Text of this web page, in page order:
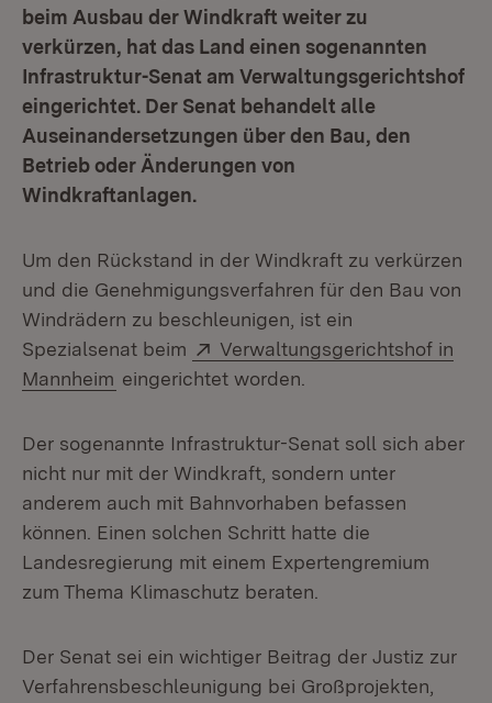
beim Ausbau der Windkraft weiter zu
verkürzen, hat das Land einen sogenannten
Infrastruktur-Senat am Verwaltungsgerichtshof
eingerichtet. Der Senat behandelt alle
Auseinandersetzungen über den Bau, den
Betrieb oder Änderungen von
Windkraftanlagen.
Um den Rückstand in der Windkraft zu verkürzen
und die Genehmigungsverfahren für den Bau von
Windrädern zu beschleunigen, ist ein
Spezialsenat beim
Extern:
Verwaltungsgerichtshof in
Mannheim (Öffnet in neuem Fenster)
eingerichtet worden.
Der sogenannte Infrastruktur-Senat soll sich aber
nicht nur mit der Windkraft, sondern unter
anderem auch mit Bahnvorhaben befassen
können. Einen solchen Schritt hatte die
Landesregierung mit einem Expertengremium
zum Thema Klimaschutz beraten.
Der Senat sei ein wichtiger Beitrag der Justiz zur
Verfahrensbeschleunigung bei Großprojekten,